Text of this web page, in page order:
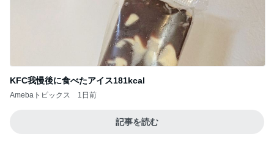
KFC我慢後に食べたアイス181kcal
Amebaトピックス 1日前
記事を読む